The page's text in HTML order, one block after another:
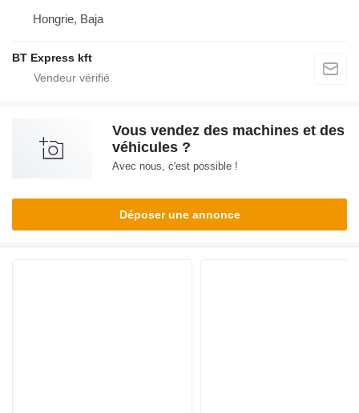
Hongrie, Baja
BT Express kft
Vous vendez des machines et des
véhicules ?
Avec nous, c'est possible !
Déposer une annonce